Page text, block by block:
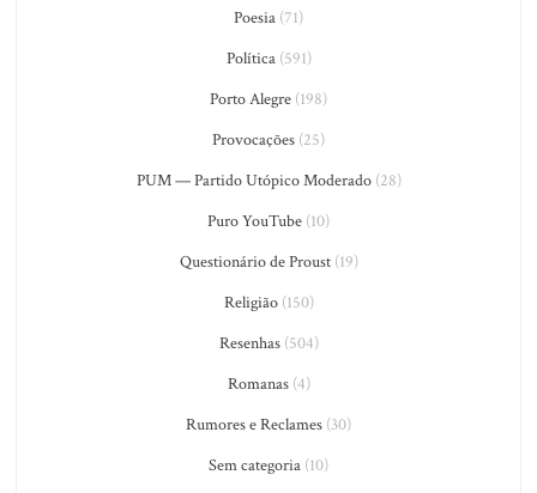
Poesia (71)
Política(591)
Porto Alegre (198)
Provocações (25)
PUM — Partido Utópico Moderado(28)
Puro YouTube (10)
Questionário de Proust(19)
Religião(150)
Resenhas(504)
Romanas(4)
Rumores e Reclames (30)
Sem categoria (10)